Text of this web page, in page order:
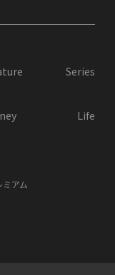
Series
Life
アム